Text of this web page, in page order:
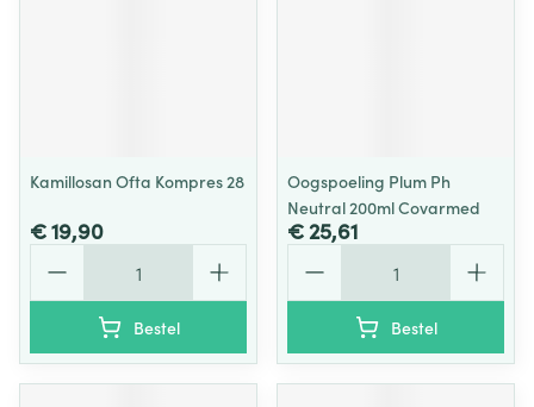
Kamillosan Ofta Kompres 28
€ 19,90
Bestel
Oogspoeling Plum Ph
Neutral 200ml Covarmed
€ 25,61
Bestel